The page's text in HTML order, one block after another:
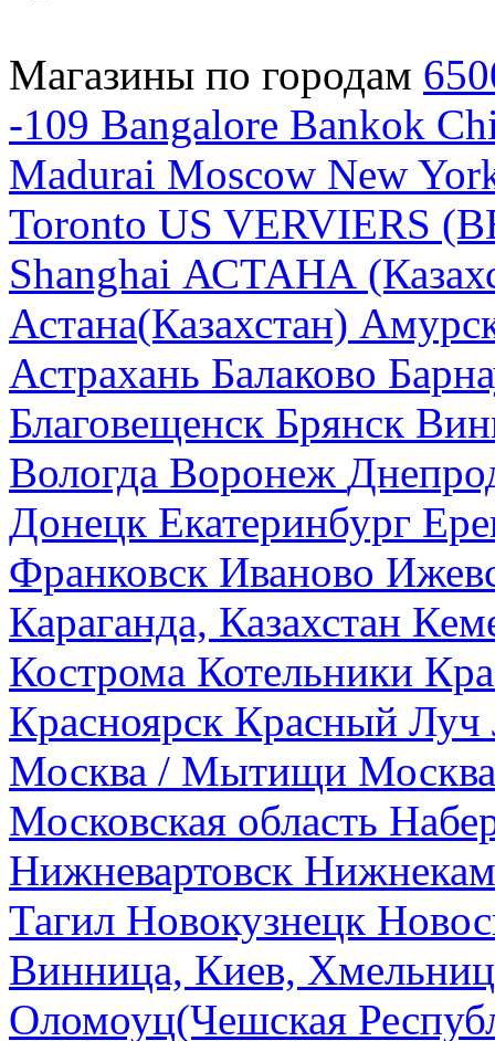
Магазины по городам
-109 Bangalore Bankok
Madurai Moscow New
Toronto US VERVIERS
Shanghai АСТАНА
Астана(Казахстан)
Астрахань Балаково
Благовещенск Брянск
Вологда Воронеж
Донецк Екатеринбург
Франковск Иваново
Караганда, Казахстан
Кострома Котельники
Красноярск Красный Луч
Москва / Мытищи
Московская область
Нижневартовск
Тагил Новокузнецк
Винница, Киев,
Оломоуц(Чешская